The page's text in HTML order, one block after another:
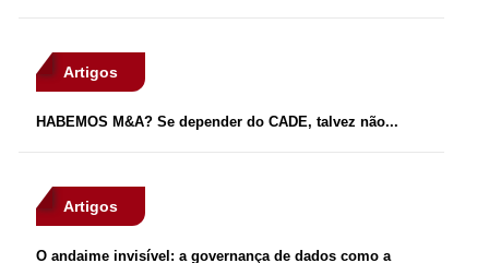
Artigos
HABEMOS M&A? Se depender do CADE, talvez não...
Artigos
O andaime invisível: a governança de dados como a